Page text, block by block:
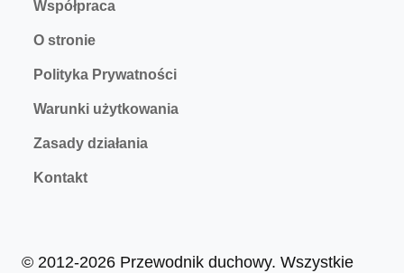
Współpraca
O stronie
Polityka Prywatności
Warunki użytkowania
Zasady działania
Kontakt
© 2012-2026 Przewodnik duchowy. Wszystkie